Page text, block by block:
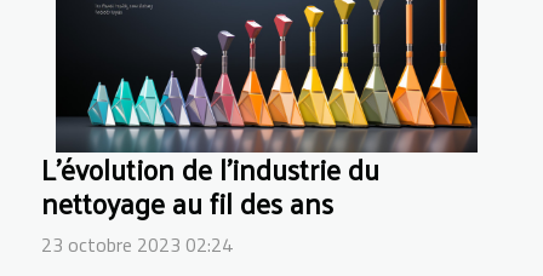
L'évolution de l'industrie du
nettoyage au fil des ans
23 octobre 2023 02:24